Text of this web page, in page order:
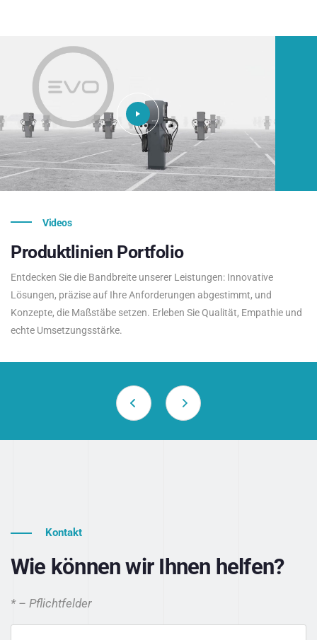
Videos
Produktlinien Portfolio
Entdecken Sie die Bandbreite unserer Leistungen: Innovative
Lösungen, präzise auf Ihre Anforderungen abgestimmt, und
Konzepte, die Maßstäbe setzen. Erleben Sie Qualität, Empathie und
echte Umsetzungsstärke.
Kontakt
Wie können wir Ihnen helfen?
* – Pflichtfelder